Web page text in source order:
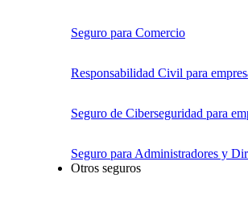
Seguro para Comercio
Responsabilidad Civil para
Seguro de Ciberseguridad para
Seguro para Administradores y
Otros seguros